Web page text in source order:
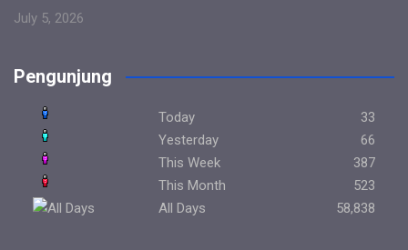
July 5, 2026
Pengunjung
Today
33
Yesterday
66
This Week
387
This Month
523
All Days
58,838